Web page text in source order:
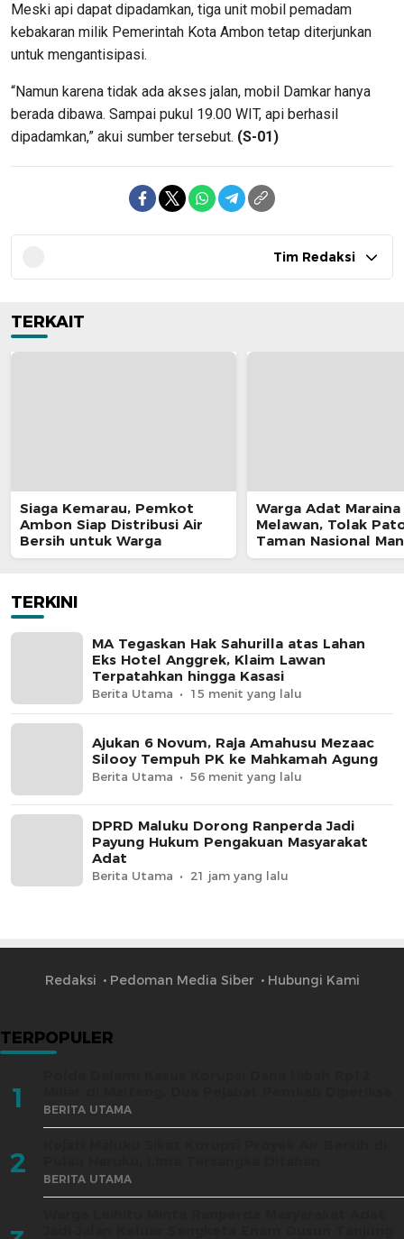
Meski api dapat dipadamkan, tiga unit mobil pemadam
kebakaran milik Pemerintah Kota Ambon tetap diterjunkan
untuk mengantisipasi.
“Namun karena tidak ada akses jalan, mobil Damkar hanya
berada dibawa. Sampai pukul 19.00 WIT, api berhasil
dipadamkan,” akui sumber tersebut. (S-01)
Tim Redaksi
TERKAIT
Siaga Kemarau, Pemkot
Ambon Siap Distribusi Air
Bersih untuk Warga
Warga Adat
Melawan, Tolak
Taman Nasional
yang Ancam Ruang
TERKINI
MA Tegaskan Hak Sahurilla atas Lahan
Eks Hotel Anggrek, Klaim Lawan
Terpatahkan hingga Kasasi
Berita Utama 15 menit yang lalu
Ajukan 6 Novum, Raja Amahusu Mezaac
Silooy Tempuh PK ke Mahkamah Agung
Berita Utama 56 menit yang lalu
DPRD Maluku Dorong Ranperda Jadi
Payung Hukum Pengakuan Masyarakat
Adat
Berita Utama 21 jam yang lalu
Redaksi Pedoman Media Siber Hubungi Kami
TERPOPULER
1 BERITA UTAMA
2 BERITA UTAMA